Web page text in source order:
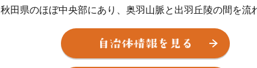
秋田県のほぼ中央部にあり、奥羽山脈と出羽丘陵の間を流
川と、玉川に沿った農村地帯が自然豊かな田園都市です。
四季折々の豊かな自然、毎月打ち上がる花火、手軽に楽し